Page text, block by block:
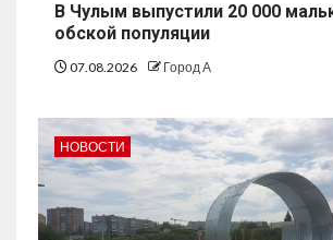
В Чулым выпустили 20 000
обской популяции
07.08.2026 Город А
НОВОСТИ